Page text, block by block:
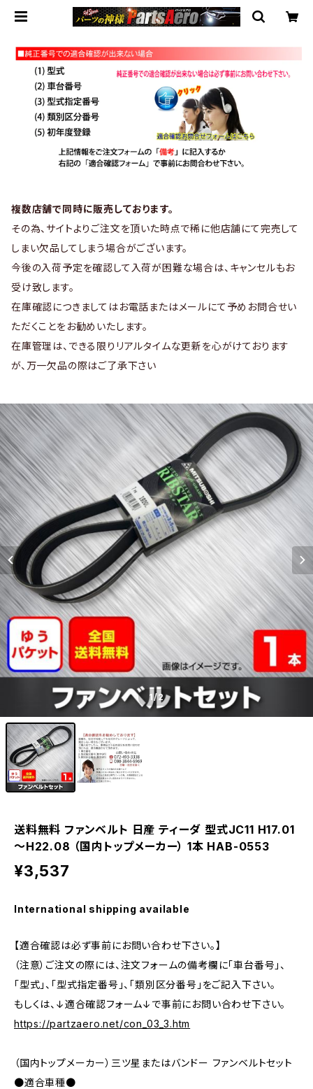
複数店舗で同時に販売しております。
その為、サイトよりご注文を頂いた時点で稀に他店舗にて完売して
しまい欠品してしまう場合がございます。
今後の入荷予定を確認して入荷が困難な場合は、キャンセルもお
受け致します。
在庫確認につきましてはお電話またはメールにて予めお問合せい
ただくことをお勧めいたします。
在庫管理は、できる限りリアルタイムな更新を心がけております
が、万一欠品の際はご了承下さい
1/2
送料無料 ファンベルト 日産 ティーダ 型式JC11 H17.01
～H22.08 （国内トップメーカー） 1本 HAB-0553
¥3,537
International shipping available
【適合確認は必ず事前にお問い合わせ下さい。】
（注意）ご注文の際には、注文フォームの備考欄に「車台番号」、
「型式」、「型式指定番号」、「類別区分番号」をご記入下さい。
もしくは、↓適合確認フォーム↓で事前にお問い合わせ下さい。
https://partzaero.net/con_03_3.htm
（国内トップメーカー）三ツ星またはバンドー ファンベルトセット
●適合車種●